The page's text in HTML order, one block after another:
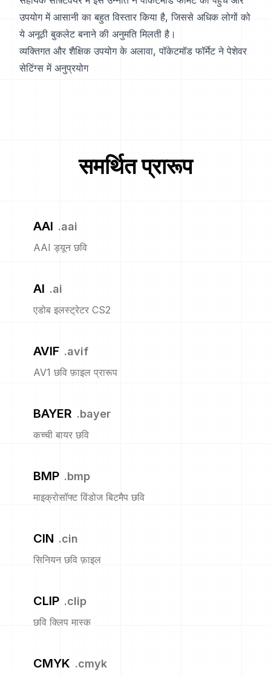
उपयोग में आसानी का बहुत विस्तार किया है, जिससे अधिक लोगों को
ये अनूठी बुकलेट बनाने की अनुमति मिलती है।
व्यक्तिगत और शैक्षिक उपयोग के अलावा, पॉकेटमॉड फॉर्मेट ने पेशेवर
सेटिंग्स में अनुप्रयोग
समर्थित प्रारूप
AAI .aai
AAI ड्यून छवि
AI .ai
एडोब इलस्ट्रेटर CS2
AVIF .avif
AV1 छवि फ़ाइल प्रारूप
BAYER .bayer
कच्ची बायर छवि
BMP .bmp
माइक्रोसॉफ्ट विंडोज बिटमैप छवि
CIN .cin
सिनियन छवि फ़ाइल
CLIP .clip
छवि क्लिप मास्क
CMYK .cmyk